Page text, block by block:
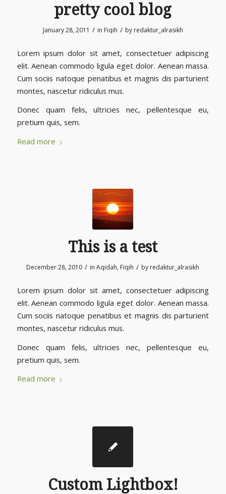
pretty cool blog
January 28, 2011 / in Fiqih / by redaktur_alrasikh
Lorem ipsum dolor sit amet, consectetuer adipiscing
elit. Aenean commodo ligula eget dolor. Aenean massa.
Cum sociis natoque penatibus et magnis dis parturient
montes, nascetur ridiculus mus.
Donec quam felis, ultricies nec, pellentesque eu,
pretium quis, sem.
Read more
This is a test
December 28, 2010 / inAqidah, Fiqih / by redaktur_alrasikh
Lorem ipsum dolor sit amet, consectetuer adipiscing
elit. Aenean commodo ligula eget dolor. Aenean massa.
Cum sociis natoque penatibus et magnis dis parturient
montes, nascetur ridiculus mus.
Donec quam felis, ultricies nec, pellentesque eu,
pretium quis, sem.
Read more
Custom Lightbox!